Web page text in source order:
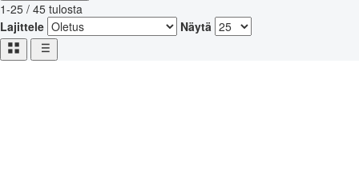
1-25 / 45 tulosta
Lajittele
Näytä